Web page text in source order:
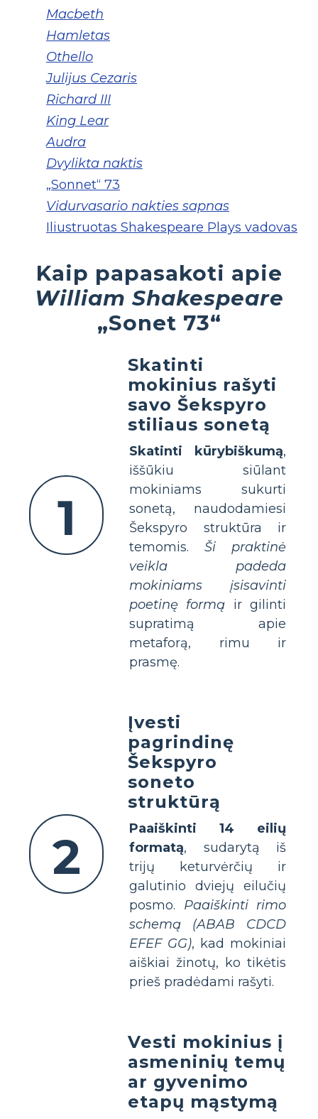
Macbeth
Hamletas
Othello
Julijus Cezaris
Richard III
King Lear
Audra
Dvylikta naktis
„Sonnet“ 73
Vidurvasario nakties sapnas
Iliustruotas Shakespeare Plays vadovas
Kaip papasakoti apie
William Shakespeare
„Sonet 73“
1
Skatinti
mokinius rašyti
savo Šekspyro
stiliaus sonetą
Skatinti kūrybiškumą,
iššūkiu siūlant
mokiniams sukurti
sonetą, naudodamiesi
Šekspyro struktūra ir
temomis. Ši praktinė
veikla padeda
mokiniams įsisavinti
poetinę formą ir gilinti
supratimą apie
metaforą, rimu ir
prasmę.
2
Įvesti
pagrindinę
Šekspyro
soneto
struktūrą
Paaiškinti 14 eilių
formatą, sudarytą iš
trijų keturvėrčių ir
galutinio dviejų eilučių
posmo. Paaiškinti rimo
schemą (ABAB CDCD
EFEF GG), kad mokiniai
aiškiai žinotų, ko tikėtis
prieš pradėdami rašyti.
Vesti mokinius į
asmeninių temų
ar gyvenimo
etapų mąstymą